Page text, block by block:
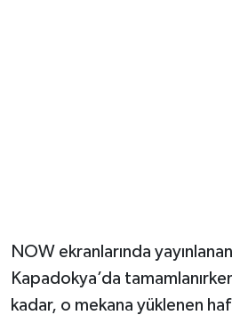
NOW ekranlarında
Kapadokya’da
kadar, o mekana yüklenen